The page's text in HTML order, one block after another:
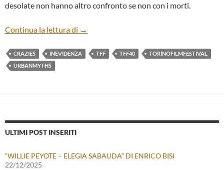
desolate non hanno altro confronto se non con i morti.
Continua la lettura di “URBAN MYTHS” DI WON-KI HONG
→
CRAZIES INEVIDENZA TFF TFF40
TORINOFILMFESTIVAL
URBANMYTHS
ULTIMI POST INSERITI
“WILLIE PEYOTE – ELEGIA SABAUDA” DI ENRICO BISI
22/12/2025